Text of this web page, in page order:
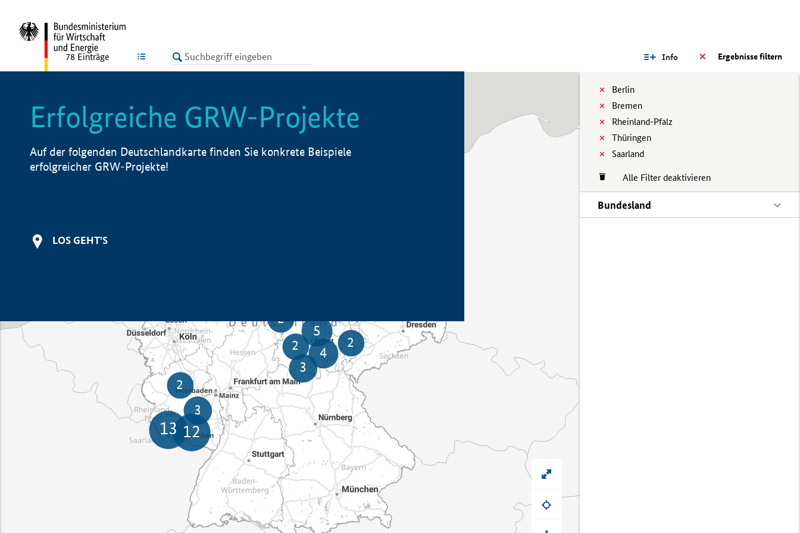
LISTE Ergebnisse filtern
Info
Berlin
Bremen
Rheinland-Pfalz
Thüringen
Saarland
Alle Filter deaktivieren
Bundesland
78 Einträge
Erfolgreiche GRW-Projekte
Auf der folgenden Deutschlandkarte finden Sie konkrete Beispiele
erfolgreicher GRW-Projekte!
LOS GEHT'S